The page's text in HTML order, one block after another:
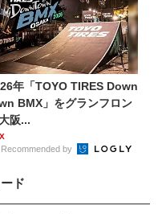
年「TOYO TIRES Down
BMX」をグランフロン
阪...
Recommended by
ド